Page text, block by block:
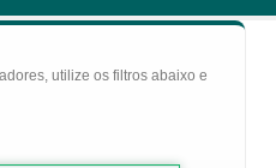
utilize os filtros abaixo e